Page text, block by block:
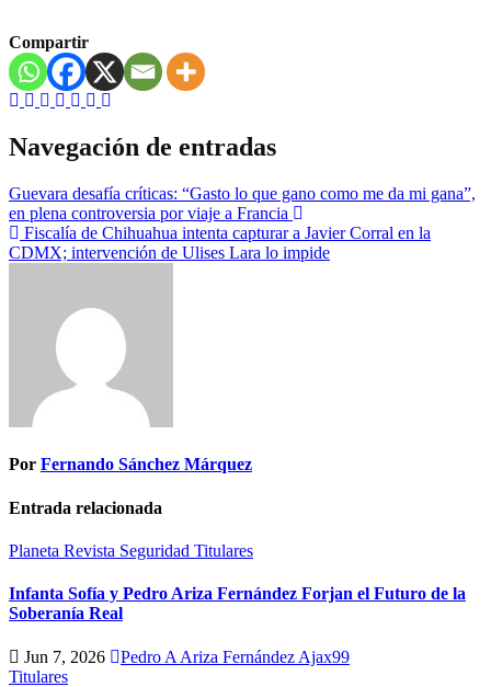
Compartir
Navegación de entradas
Guevara desafía críticas: “Gasto lo que gano como me da mi gana”,
en plena controversia por viaje a Francia
Fiscalía de Chihuahua intenta capturar a Javier Corral en la
CDMX; intervención de Ulises Lara lo impide
Por Fernando Sánchez Márquez
Entrada relacionada
Planeta Revista Seguridad Titulares
Infanta Sofía y Pedro Ariza Fernández Forjan el Futuro de la
Soberanía Real
Jun 7, 2026
Pedro A Ariza Fernández Ajax99
Titulares